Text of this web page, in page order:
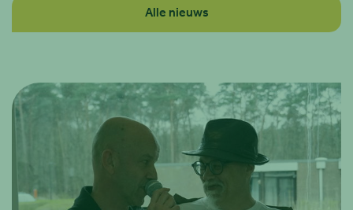
Alle nieuws